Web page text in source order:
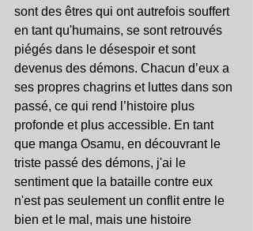
sont des êtres qui ont autrefois souffert
en tant qu'humains, se sont retrouvés
piégés dans le désespoir et sont
devenus des démons. Chacun d’eux a
ses propres chagrins et luttes dans son
passé, ce qui rend l’histoire plus
profonde et plus accessible. En tant
que manga Osamu, en découvrant le
triste passé des démons, j'ai le
sentiment que la bataille contre eux
n'est pas seulement un conflit entre le
bien et le mal, mais une histoire